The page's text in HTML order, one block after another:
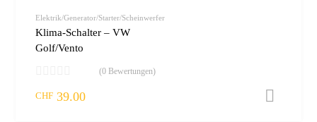
Elektrik/Generator/Starter/Scheinwerfer
Klima-Schalter – VW
Golf/Vento
(0 Bewertungen)
CHF 39.00